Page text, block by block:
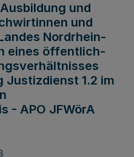
und
und
Nordrhein-
eines öffentlich-
Justizdienst 1.2 im
- APO JFWörA